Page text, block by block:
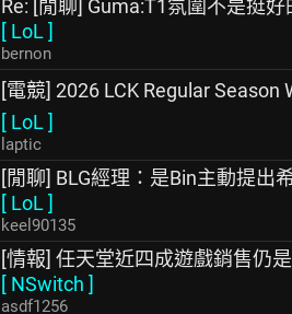
Re: [閒聊] Guma:T1氛圍不是挺
[ LoL ]
bernon
[電競] 2026 LCK Regular Season
[ LoL ]
laptic
[閒聊] BLG經理：是Bin主動提出
[ LoL ]
keel90135
[情報] 任天堂近四成遊戲銷售仍
[ NSwitch ]
asdf1256